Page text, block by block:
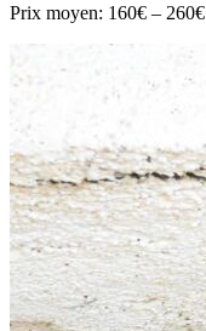
Prix moyen: 160€ – 260€